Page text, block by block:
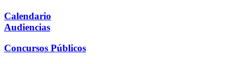
Calendario
Audiencias
Concursos Públicos